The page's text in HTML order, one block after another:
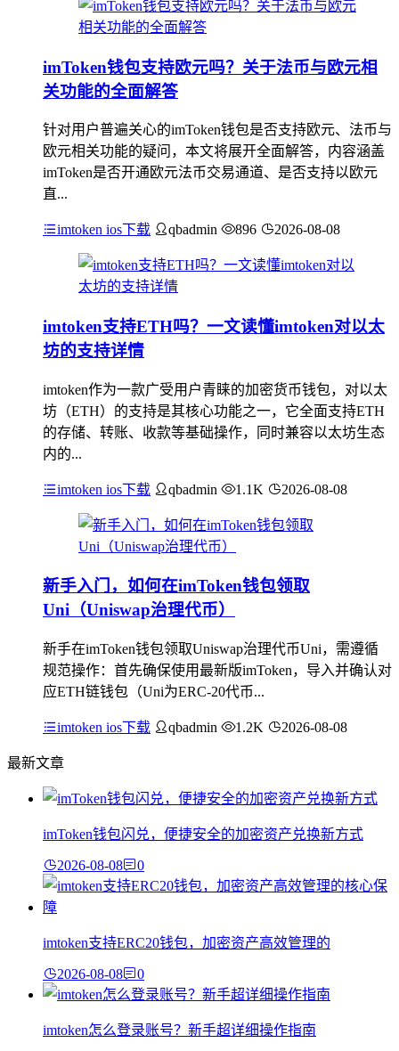
imToken钱包支持欧元吗？关于法币与欧元相
关功能的全面解答
针对用户普遍关心的imToken钱包是否支持欧元、法币与
欧元相关功能的疑问，本文将展开全面解答，内容涵盖
imToken是否开通欧元法币交易通道、是否支持以欧元
直...
imtoken ios下载 qbadmin 896 2026-08-08
imtoken支持ETH吗？一文读懂imtoken对以太
坊的支持详情
imtoken作为一款广受用户青睐的加密货币钱包，对以太
坊（ETH）的支持是其核心功能之一，它全面支持ETH
的存储、转账、收款等基础操作，同时兼容以太坊生态
内的...
imtoken ios下载 qbadmin 1.1K 2026-08-08
新手入门，如何在imToken钱包领取
Uni（Uniswap治理代币）
新手在imToken钱包领取Uniswap治理代币Uni，需遵循
规范操作：首先确保使用最新版imToken，导入并确认对
应ETH链钱包（Uni为ERC-20代币...
imtoken ios下载 qbadmin 1.2K 2026-08-08
最新文章
imToken钱包闪兑，便捷安全的加密资产兑换新方式
2026-08-08 0
imtoken支持ERC20钱包，加密资产高效管理的
2026-08-08 0
imtoken怎么登录账号？新手超详细操作指南